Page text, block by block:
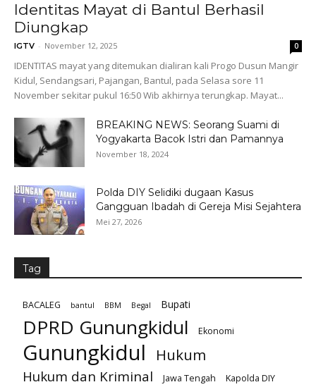
Identitas Mayat di Bantul Berhasil
Diungkap
IGTV - November 12, 2025 0
IDENTITAS mayat yang ditemukan dialiran kali Progo Dusun Mangir
Kidul, Sendangsari, Pajangan, Bantul, pada Selasa sore 11
November sekitar pukul 16:50 Wib akhirnya terungkap. Mayat...
BREAKING NEWS: Seorang Suami di
Yogyakarta Bacok Istri dan Pamannya
November 18, 2024
Polda DIY Selidiki dugaan Kasus
Gangguan Ibadah di Gereja Misi Sejahtera
Mei 27, 2026
Tag
BACALEG bantul BBM Begal Bupati
DPRD Gunungkidul Ekonomi
Gunungkidul Hukum
Hukum dan Kriminal Jawa Tengah
Kapolda DIY